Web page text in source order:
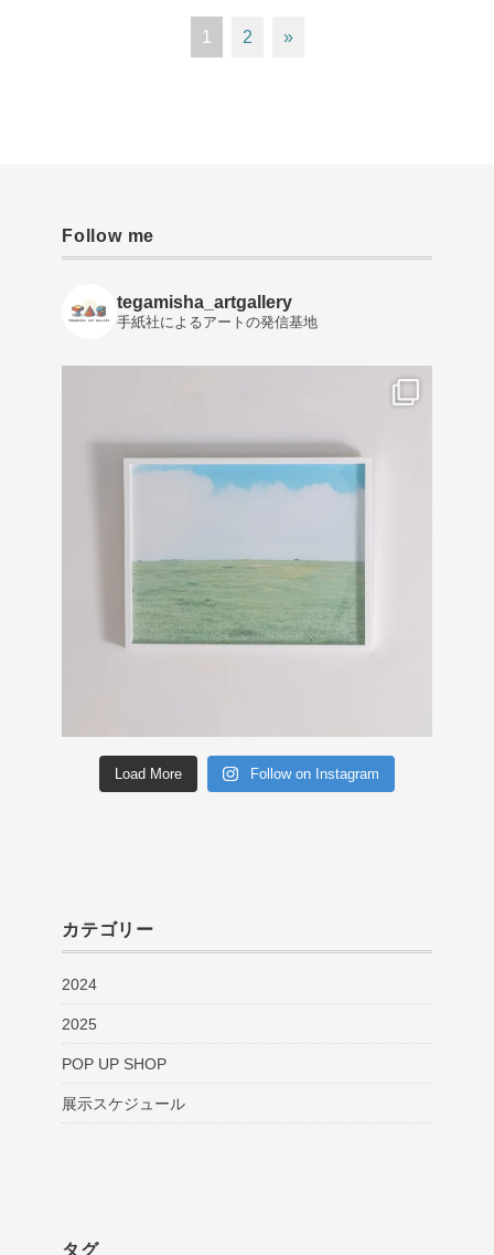
1 2 »
Follow me
tegamisha_artgallery
手紙社によるアートの発信基地
Load More Follow on Instagram
カテゴリー
2024
2025
POP UP SHOP
展示スケジュール
タグ